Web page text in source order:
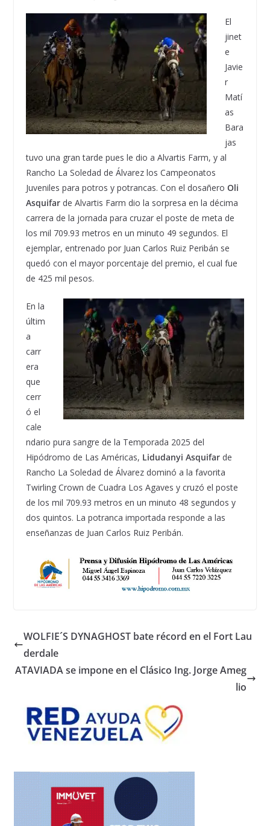
El
jinet
e
Javie
r
Matí
as
Bara
jas
tuvo una gran tarde pues le dio a Alvartis Farm, y al
Rancho La Soledad de Álvarez los Campeonatos
Juveniles para potros y potrancas. Con el dosañero Oli
Asquifarde Alvartis Farm dio la sorpresa en la décima
carrera de la jornada para cruzar el poste de meta de
los mil 709.93 metros en un minuto 49 segundos. El
ejemplar, entrenado por Juan Carlos Ruiz Peribán se
quedó con el mayor porcentaje del premio, el cual fue
de 425 mil pesos.
En la
últim
a
carr
era
que
cerr
ó el
cale
ndario pura sangre de la Temporada 2025 del
Hipódromo de Las Américas, Lidudanyi Asquifarde
Rancho La Soledad de Álvarez dominó a la favorita
Twirling Crown de Cuadra Los Agaves y cruzó el poste
de los mil 709.93 metros en un minuto 48 segundos y
dos quintos. La potranca importada responde a las
enseñanzas de Juan Carlos Ruiz Peribán.
WOLFIE´S DYNAGHOST bate récord en el Fort Lau
derdale
ATAVIADA se impone en el Clásico Ing. Jorge Ameg
lio